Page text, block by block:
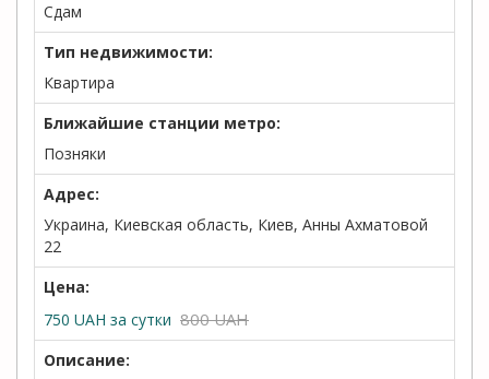
Сдам
Тип недвижимости:
Квартира
Ближайшие станции метро:
Позняки
Адрес:
Украина, Киевская область, Киев, Анны Ахматовой
22
Цена:
750 UAH за сутки 800 UAH
Описание: